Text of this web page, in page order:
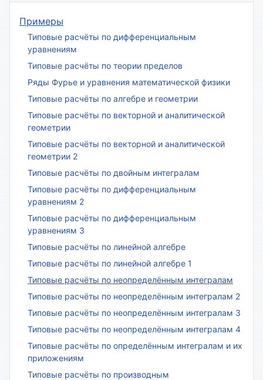
Примеры
Типовые расчёты по дифференциальным
уравнениям
Типовые расчёты по теории пределов
Ряды Фурье и уравнения математической физики
Типовые расчёты по алгебре и геометрии
Типовые расчёты по векторной и аналитической
геометрии
Типовые расчёты по векторной и аналитической
геометрии 2
Типовые расчёты по двойным интегралам
Типовые расчёты по дифференциальным
уравнениям 2
Типовые расчёты по дифференциальным
уравнениям 3
Типовые расчёты по линейной алгебре
Типовые расчёты по линейной алгебре 1
Типовые расчёты по неопределённым интегралам
Типовые расчёты по неопределённым интегралам 2
Типовые расчёты по неопределённым интегралам 3
Типовые расчёты по неопределённым интегралам 4
Типовые расчёты по определённым интегралам и их
приложениям
Типовые расчёты по производным